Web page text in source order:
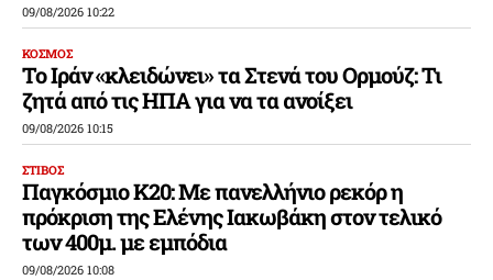
09/08/2026 10:22
ΚΟΣΜΟΣ
Το Ιράν «κλειδώνει» τα Στενά του Ορμούζ: Τι
ζητά από τις ΗΠΑ για να τα ανοίξει
09/08/2026 10:15
ΣΤΙΒΟΣ
Παγκόσμιο Κ20: Με πανελλήνιο ρεκόρ η
πρόκριση της Ελένης Ιακωβάκη στον τελικό
των 400μ. με εμπόδια
09/08/2026 10:08